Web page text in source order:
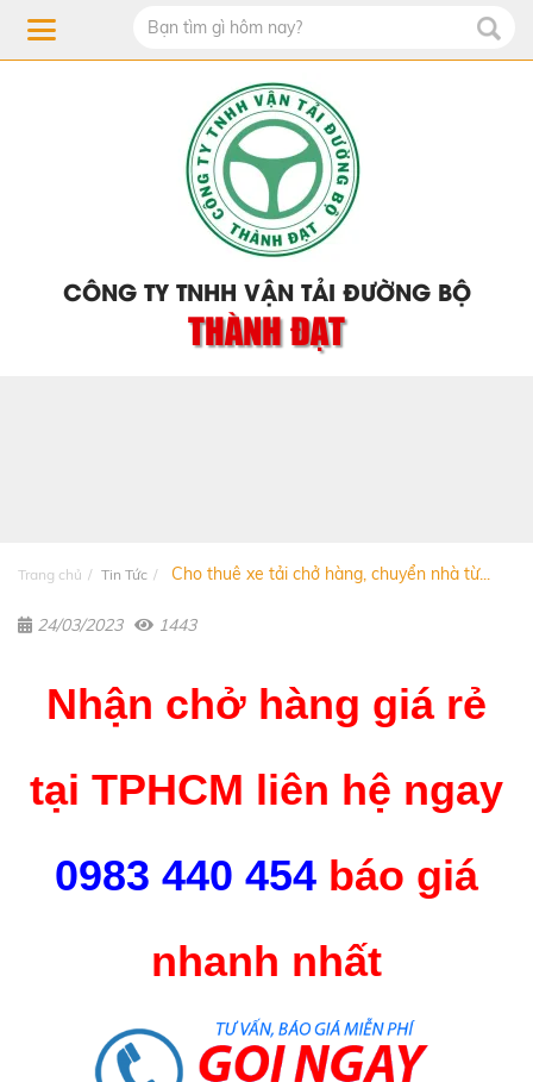
CÔNG TY TNHH VẬN TẢI ĐƯỜNG BỘ
THÀNH ĐẠT
Trang chủ Tin Tức Cho thuê xe tải chở hàng, chuyển nhà từ...
24/03/2023 1443
Nhận chở hàng giá rẻ
tại TPHCM liên hệ ngay
0983 440 454 báo giá
nhanh nhất